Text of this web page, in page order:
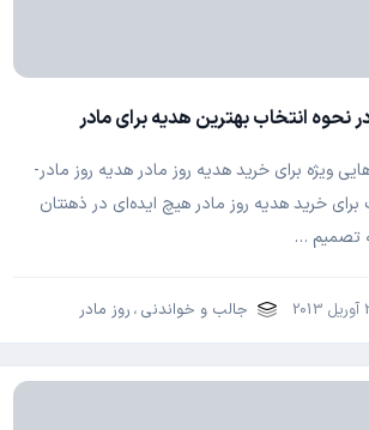
نحوه انتخاب بهترین هدیه برای مادر
ویژه برای خرید هدیه روز مادر هدیه روز مادر-
خرید هدیه روز مادر هیچ ایده‌ای در ذهنتان
تصمیم …
جالب و خواندنی ، روز مادر